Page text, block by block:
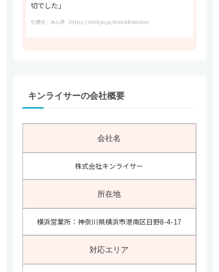
切でした」
引用元：みん評（https://minhyo.jp/kinkilifeservice）
キンライサーの会社概要
会社名
株式会社キンライサー
所在地
横浜営業所：神奈川県横浜市港南区日野8-4-17
対応エリア